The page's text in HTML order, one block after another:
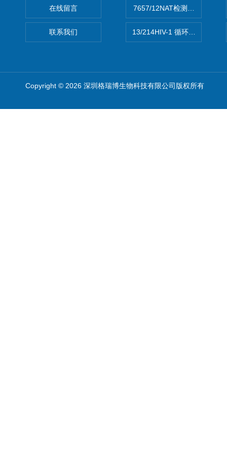
在线留言
联系我们
7657/12NAT检测的D型肝炎
13/214HIV-1 循环重组形式
Copyright © 2026 深圳格瑞博生物科技有限公司版权所有